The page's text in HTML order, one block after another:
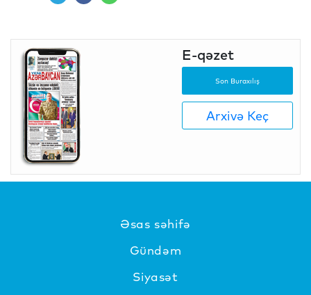
E-qəzet
Son Buraxılış
Arxivə Keç
Əsas səhifə
Gündəm
Siyasət